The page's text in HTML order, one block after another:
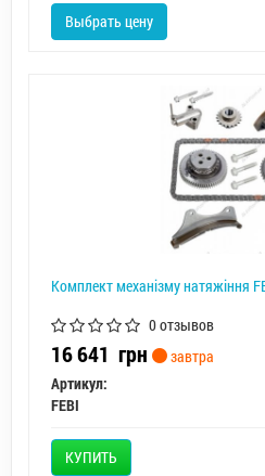
Выбрать цену
Комплект механізму натяжіння
0 отзывов
16 641 грн
завтра
Артикул:
FEBI
КУПИТЬ